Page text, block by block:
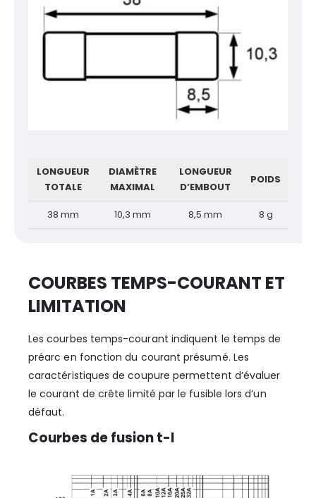
LONGUEUR
TOTALE
DIAMÈTRE
MAXIMAL
LONGUEUR
D’EMBOUT
POIDS
38 mm 10,3 mm 8,5 mm 8 g
COURBES TEMPS-COURANT ET
LIMITATION
Les courbes temps-courant indiquent le temps de
préarc en fonction du courant présumé. Les
caractéristiques de coupure permettent d’évaluer
le courant de crête limité par le fusible lors d’un
défaut.
Courbes de fusion t-I